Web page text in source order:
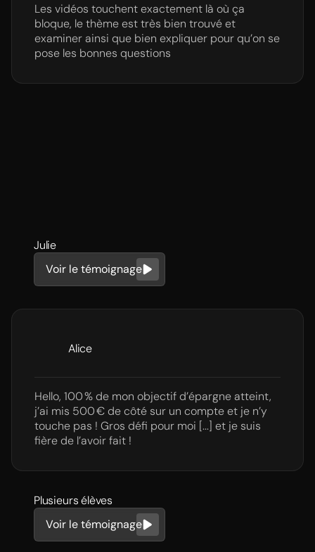
Les vidéos touchent exactement là où ça
bloque, le thème est très bien trouvé et
examiner ainsi que bien expliquer pour qu’on se
pose les bonnes questions
Julie
Voir le témoignage
Plusieurs élèves
Voir le témoignage
Alice
Hello, 100 % de mon objectif d’épargne atteint,
j’ai mis 500 € de côté sur un compte et je n’y
touche pas ! Gros défi pour moi [...] et je suis
fière de l’avoir fait !